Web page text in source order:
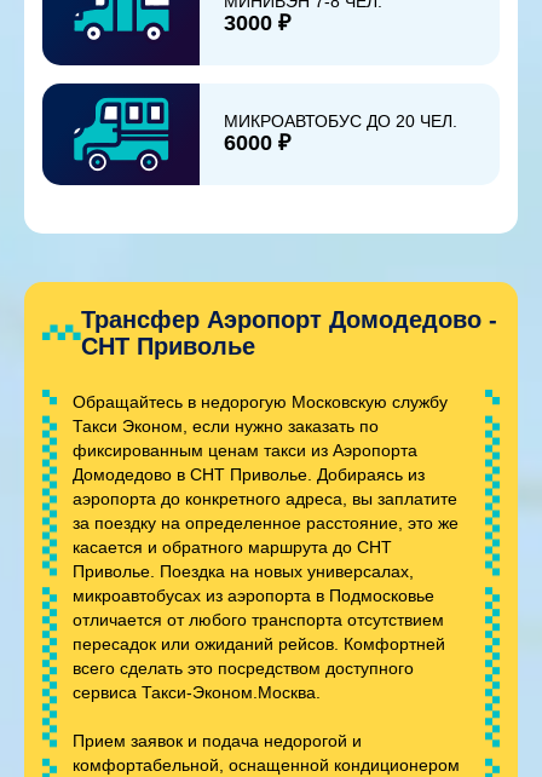
3000 ₽
МИКРОАВТОБУС ДО 20 ЧЕЛ.
6000 ₽
Трансфер Аэропорт Домодедово -
СНТ Приволье
Обращайтесь в недорогую Московскую службу
Такси Эконом, если нужно заказать по
фиксированным ценам такси из Аэропорта
Домодедово в СНТ Приволье. Добираясь из
аэропорта до конкретного адреса, вы заплатите
за поездку на определенное расстояние, это же
касается и обратного маршрута до СНТ
Приволье. Поездка на новых универсалах,
микроавтобусах из аэропорта в Подмосковье
отличается от любого транспорта отсутствием
пересадок или ожиданий рейсов. Комфортней
всего сделать это посредством доступного
сервиса Такси-Эконом.Москва.
Прием заявок и подача недорогой и
комфортабельной, оснащенной кондиционером